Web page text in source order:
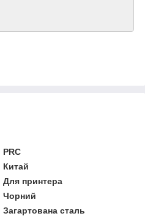
PRC
Китай
Для принтера
Чорний
Загартована сталь